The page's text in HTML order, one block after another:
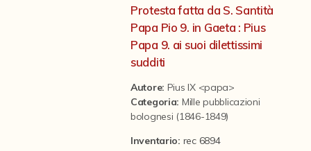
Il progetto Digital Humanities
Protesta fatta da S. Santità
Papa Pio 9. in Gaeta : Pius
Papa 9. ai suoi dilettissimi
sudditi
Autore: Pius IX <papa>
Categoria: Mille pubblicazioni
bolognesi (1846-1849)
Inventario: rec 6894